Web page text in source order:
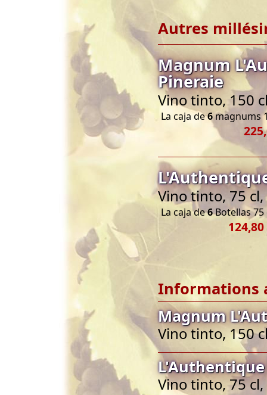
Autres
Magnum
Pineraie
Vino tinto, 150
La caja de6magnums
Vino tinto, 75 cl,
La caja de6Botellas 75
124,80
Informations
Magnum
Vino tinto, 150
L'Authentique
Vino tinto, 75 cl,